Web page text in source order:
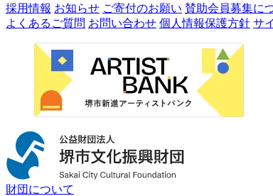
採用情報 お知らせ ご寄付のお願い 賛助会員募集に
よくあるご質問 お問い合わせ 個人情報保護方針 サ
財団について